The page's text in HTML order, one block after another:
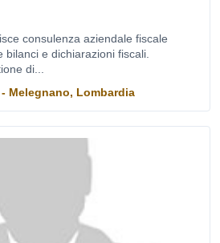
consulenza aziendale fiscale
e dichiarazioni fiscali.
di...
- Melegnano, Lombardia